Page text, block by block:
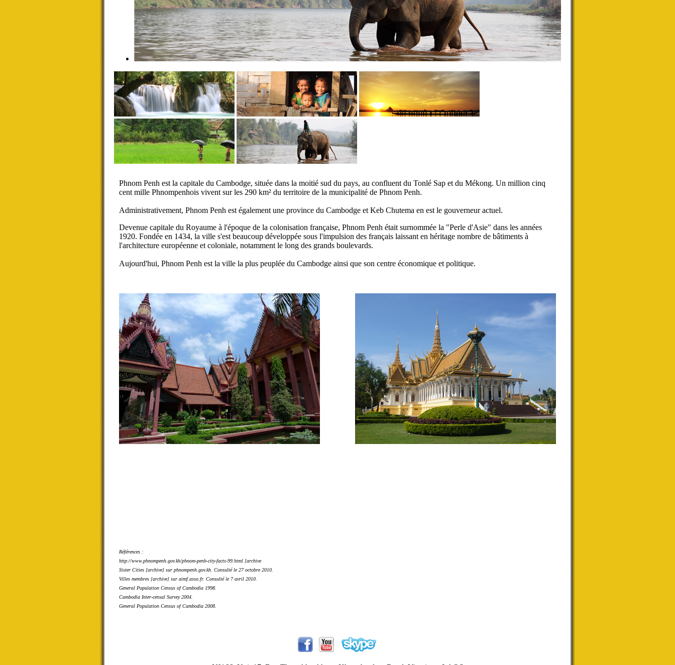
Phnom Penh est la capitale du Cambodge, située dans la moitié sud du pays, au confluent du Tonlé Sap et du Mékong. Un million cinq
cent mille Phnompenhois vivent sur les 290 km² du territoire de la municipalité de Phnom Penh.
Administrativement, Phnom Penh est également une province du Cambodge et Keb Chutema en est le gouverneur actuel.
Devenue capitale du Royaume à l'époque de la colonisation française, Phnom Penh était surnommée la "Perle d'Asie" dans les années
1920. Fondée en 1434, la ville s'est beaucoup développée sous l'impulsion des français laissant en héritage nombre de bâtiments à
l'architecture européenne et coloniale, notamment le long des grands boulevards.
Aujourd'hui, Phnom Penh est la ville la plus peuplée du Cambodge ainsi que son centre économique et politique.
Références :
http://www.phnompenh.gov.kh/phnom-penh-city-facts-99.html [archive
Sister Cities [archive] sur phnompenh.gov.kh. Consulté le 27 octobre 2010.
Villes membres [archive] sur aimf.asso.fr. Consulté le 7 avril 2010.
General Population Census of Cambodia 1998.
Cambodia Inter-censal Survey 2004.
General Population Census of Cambodia 2008.